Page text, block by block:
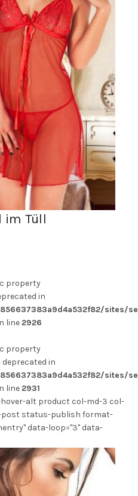
im Tüll
property
in
sites/
line 2926
property
in
sites/
line 2931
alt product col-md-3 col-
status-publish format-
data-loop="3" data-